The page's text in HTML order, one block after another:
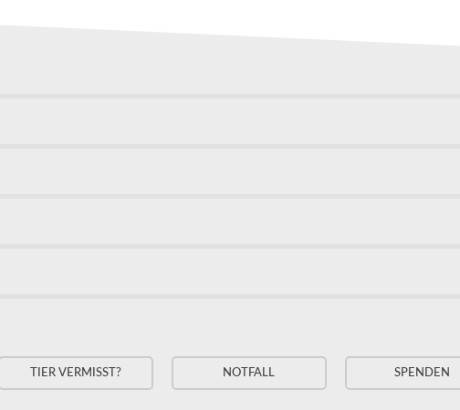
TIER VERMISST? NOTFALL SPENDEN